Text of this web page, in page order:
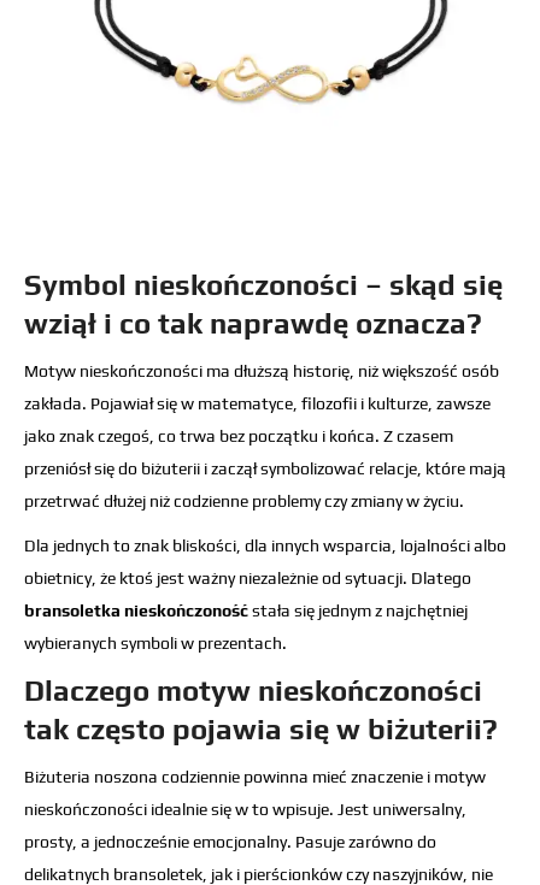
Symbol nieskończoności – skąd się
wziął i co tak naprawdę oznacza?
Motyw nieskończoności ma dłuższą historię, niż większość osób
zakłada. Pojawiał się w matematyce, filozofii i kulturze, zawsze
jako znak czegoś, co trwa bez początku i końca. Z czasem
przeniósł się do biżuterii i zaczął symbolizować relacje, które mają
przetrwać dłużej niż codzienne problemy czy zmiany w życiu.
Dla jednych to znak bliskości, dla innych wsparcia, lojalności albo
obietnicy, że ktoś jest ważny niezależnie od sytuacji. Dlatego
bransoletka nieskończonośćstała się jednym z najchętniej
wybieranych symboli w prezentach.
Dlaczego motyw nieskończoności
tak często pojawia się w biżuterii?
Biżuteria noszona codziennie powinna mieć znaczenie i motyw
nieskończoności idealnie się w to wpisuje. Jest uniwersalny,
prosty, a jednocześnie emocjonalny. Pasuje zarówno do
delikatnych bransoletek, jak i pierścionków czy naszyjników, nie